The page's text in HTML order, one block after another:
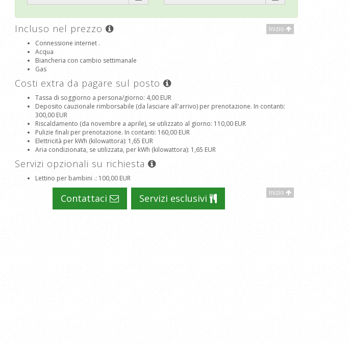
Inizio
Incluso nel prezzo
Connessione internet .
Acqua
Biancheria con cambio settimanale
Gas
Costi extra da pagare sul posto
Tassa di soggiorno a persona/giorno: 4,00 EUR
Deposito cauzionale rimborsabile (da lasciare all'arrivo) per prenotazione. In contanti:
300,00 EUR
Riscaldamento (da novembre a aprile), se utilizzato al giorno: 110,00 EUR
Pulizie finali per prenotazione. In contanti: 160,00 EUR
Elettricità per kWh (kilowattora): 1,65 EUR
Aria condizionata, se utilizzata, per kWh (kilowattora): 1,65 EUR
Servizi opzionali su richiesta
Lettino per bambini .: 100,00 EUR
Inizio
Contattaci Servizi esclusivi